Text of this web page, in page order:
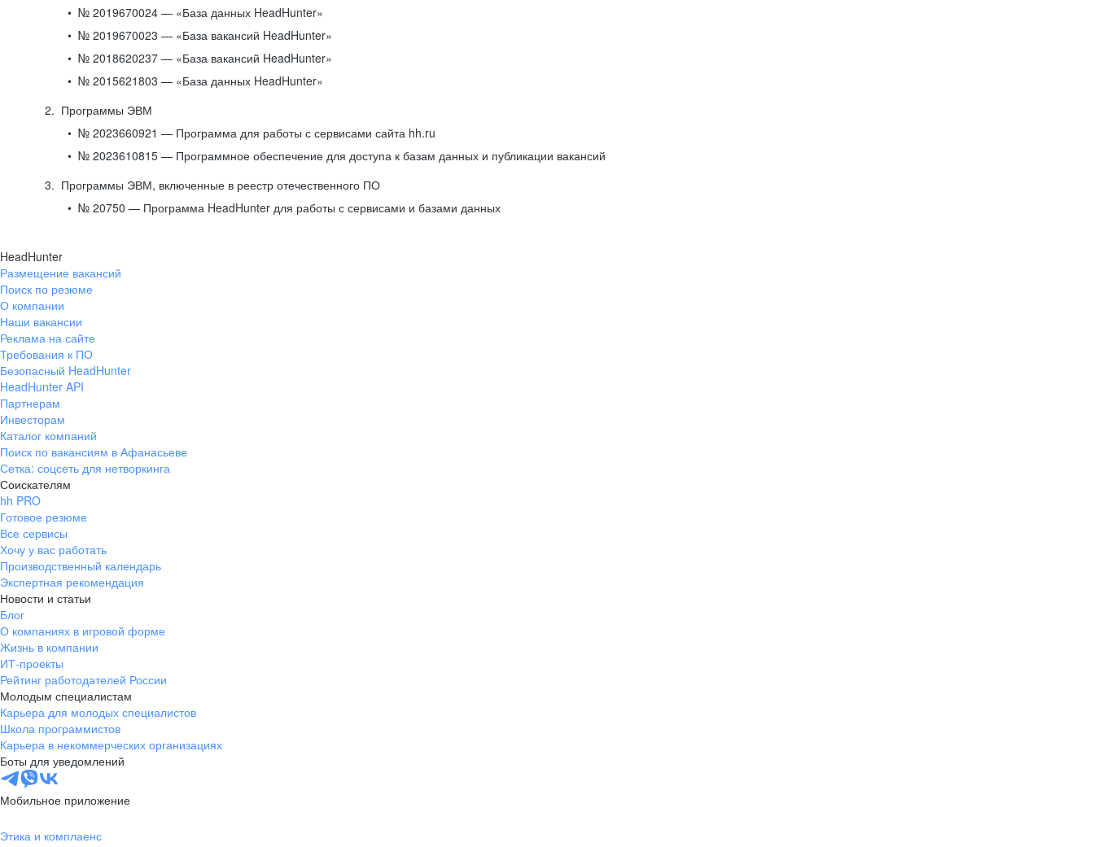
№ 2019670024 — «База данных HeadHunter»
№ 2019670023 — «База вакансий HeadHunter»
№ 2018620237 — «База вакансий HeadHunter»
№ 2015621803 — «База данных HeadHunter»
Программы ЭВМ
№ 2023660921 — Программа для работы с сервисами сайта hh.ru
№ 2023610815 — Программное обеспечение для доступа к базам данных и публикации вакансий
Программы ЭВМ, включенные в реестр отечественного ПО
№ 20750 — Программа HeadHunter для работы с сервисами и базами данных
HeadHunter
Размещение вакансий
Поиск по резюме
О компании
Наши вакансии
Реклама на сайте
Требования к ПО
Безопасный HeadHunter
HeadHunter API
Партнерам
Инвесторам
Каталог компаний
Поиск по вакансиям в Афанасьеве
Сетка: соцсеть для нетворкинга
Соискателям
hh PRO
Готовое резюме
Все сервисы
Хочу у вас работать
Производственный календарь
Экспертная рекомендация
Новости и статьи
Блог
О компаниях в игровой форме
Жизнь в компании
ИТ-проекты
Рейтинг работодателей России
Молодым специалистам
Карьера для молодых специалистов
Школа программистов
Карьера в некоммерческих организациях
Боты для уведомлений
Мобильное приложение
Этика и комплаенс